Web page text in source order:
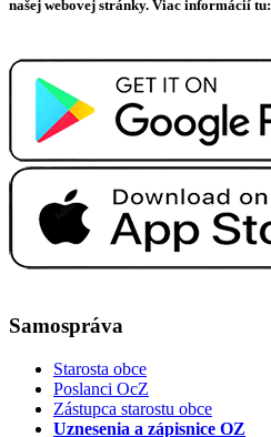
našej webovej stránky. Viac informácií tu:
Samospráva
Starosta obce
Poslanci OcZ
Zástupca starostu obce
Uznesenia a zápisnice OZ